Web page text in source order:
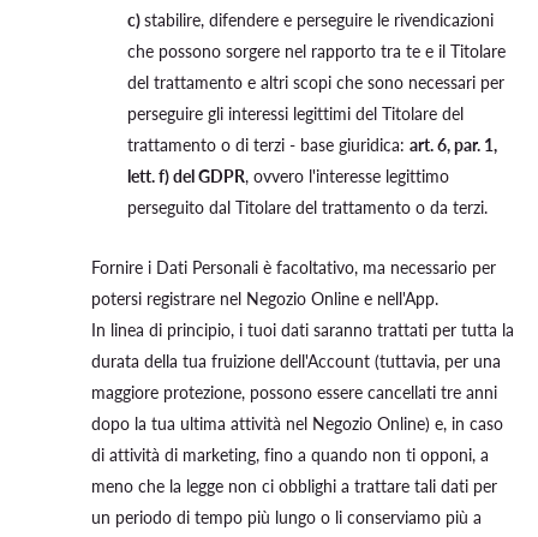
c)stabilire, difendere e perseguire le rivendicazioni
che possono sorgere nel rapporto tra te e il Titolare
del trattamento e altri scopi che sono necessari per
perseguire gli interessi legittimi del Titolare del
trattamento o di terzi - base giuridica: art. 6, par. 1,
lett. f) del GDPR, ovvero l'interesse legittimo
perseguito dal Titolare del trattamento o da terzi.
Fornire i Dati Personali è facoltativo, ma necessario per
potersi registrare nel Negozio Online e nell'App.
In linea di principio, i tuoi dati saranno trattati per tutta la
durata della tua fruizione dell'Account (tuttavia, per una
maggiore protezione, possono essere cancellati tre anni
dopo la tua ultima attività nel Negozio Online) e, in caso
di attività di marketing, fino a quando non ti opponi, a
meno che la legge non ci obblighi a trattare tali dati per
un periodo di tempo più lungo o li conserviamo più a